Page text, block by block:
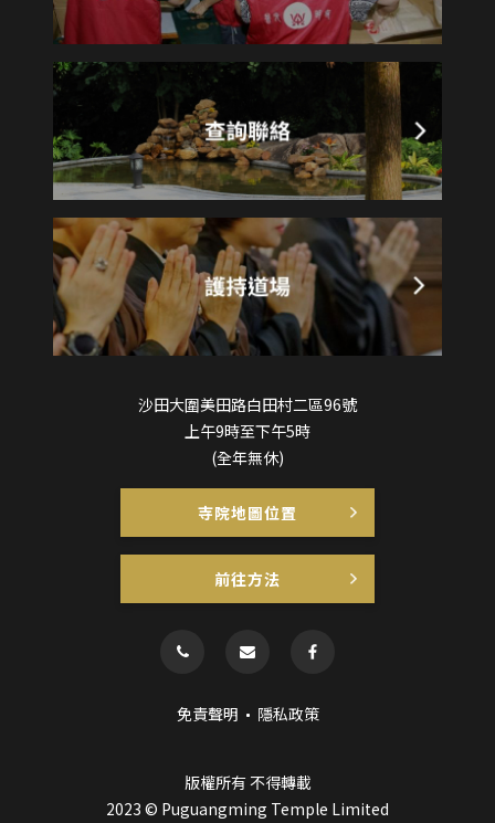
沙田大圍美田路白田村二區96號
上午9時至下午5時
(全年無休)
寺院地圖位置
前往方法
免責聲明 隱私政策
版權所有 不得轉載
2023 © Puguangming Temple Limited